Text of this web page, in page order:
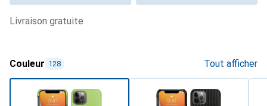
livraison gratuite
Couleur 128 Tout afficher